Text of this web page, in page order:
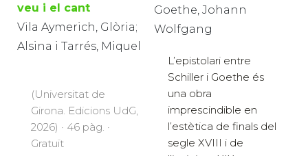
veu i el cant
Vila Aymerich, Glòria;
Alsina i Tarrés, Miquel
(Universitat de
Girona. Edicions UdG,
2026) · 46 pàg. ·
Gratuït
Goethe, Johann
Wolfgang
L’epistolari entre
Schiller i Goethe és
una obra
imprescindible en
l’estètica de finals del
segle XVIII i de